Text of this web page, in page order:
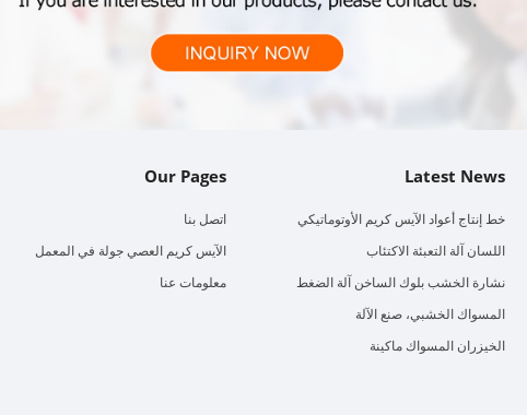
Our Pages
اتصل بنا
الآيس كريم العصي جولة في المعمل
معلومات عنا
Latest News
خط إنتاج أعواد الآيس كريم الأوتوماتيكي
اللسان آلة التعبئة الاكتئاب
نشارة الخشب بلوك الساخن آلة الضغط
المسواك الخشبي، صنع الآلة
الخيزران المسواك ماكينة